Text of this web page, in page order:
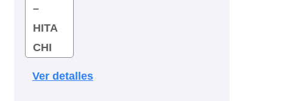
Ver detalles